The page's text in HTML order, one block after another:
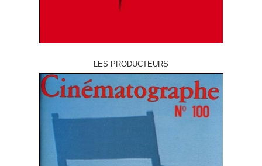
LES PRODUCTEURS